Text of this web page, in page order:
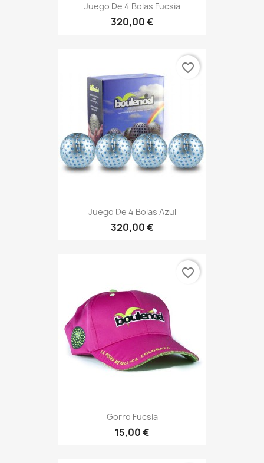
Juego De 4 Bolas Fucsia
320,00 €
Juego De 4 Bolas Azul
320,00 €
favorite_border
Gorro Fucsia
15,00 €
favorite_border